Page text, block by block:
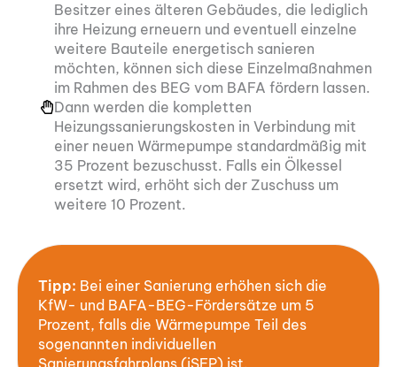
Besitzer eines älteren Gebäudes, die lediglich
ihre Heizung erneuern und eventuell einzelne
weitere Bauteile energetisch sanieren
möchten, können sich diese Einzelmaßnahmen
im Rahmen des BEG vom BAFA fördern lassen.
Dann werden die kompletten
Heizungssanierungskosten in Verbindung mit
einer neuen Wärmepumpe standardmäßig mit
35 Prozent bezuschusst. Falls ein Ölkessel
ersetzt wird, erhöht sich der Zuschuss um
weitere 10 Prozent.
Tipp: Bei einer Sanierung erhöhen sich die
KfW- und BAFA-BEG-Fördersätze um 5
Prozent, falls die Wärmepumpe Teil des
sogenannten individuellen